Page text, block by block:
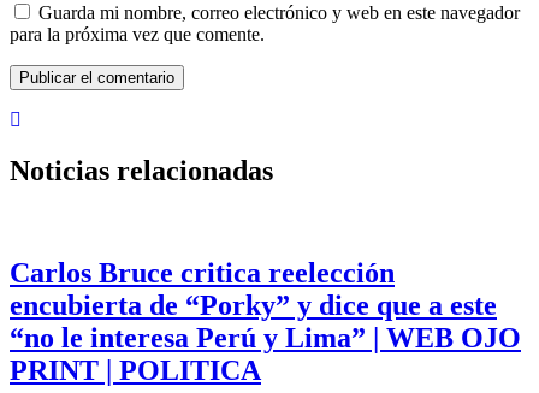
Guarda mi nombre, correo electrónico y web en este navegador
para la próxima vez que comente.
Noticias relacionadas
Carlos Bruce critica reelección
encubierta de “Porky” y dice que a este
“no le interesa Perú y Lima” | WEB OJO
PRINT | POLITICA